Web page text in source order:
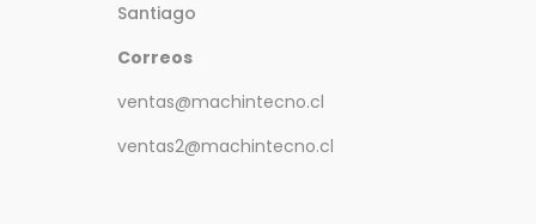
Santiago
Correos
ventas@machintecno.cl
ventas2@machintecno.cl